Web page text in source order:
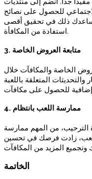
للحصول على نصائح
ذلك في تحقيق أقصى
استفادة من المكافأة.
3. متابعة العروض الخاصة
من العروض الخاصة والمكافآت خلال
والتحديثات المتعلقة باللعبة
4. ممارسة اللعب بانتظام
الترحيب، من المهم ممارسة
زادت فرصك في تحسين
الخاتمة